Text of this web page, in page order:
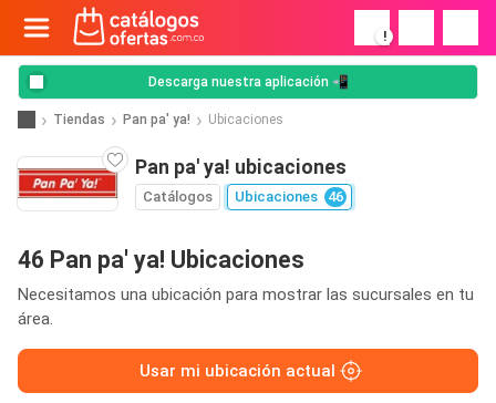
!
Descarga nuestra aplicación 📲
Tiendas Pan pa' ya! Ubicaciones
Pan pa' ya! ubicaciones
Catálogos Ubicaciones 46
46 Pan pa' ya! Ubicaciones
Necesitamos una ubicación para mostrar las sucursales en tu
área.
Usar mi ubicación actual